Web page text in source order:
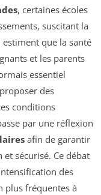
, certaines écoles
suscitant la
que la santé
et les parents
essentiel
des
conditions
par une réflexion
afin de garantir
sécurisé. Ce débat
des
plus fréquentes à